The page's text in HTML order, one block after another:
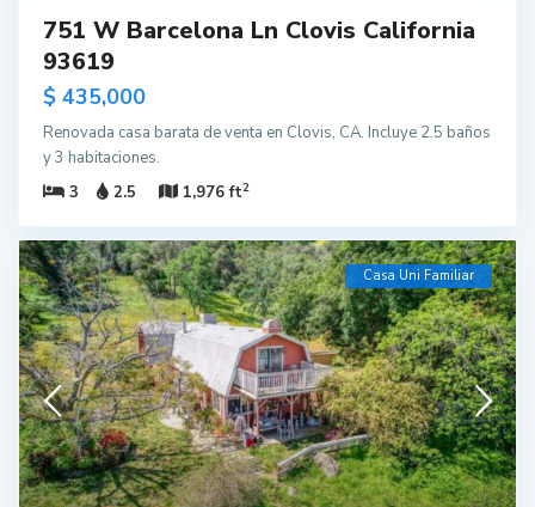
751 W Barcelona Ln Clovis California
93619
$ 435,000
Renovada casa barata de venta en Clovis, CA. Incluye 2.5 baños
y 3 habitaciones.
3
2.5 1,976 ft2
Casa Uni Familiar